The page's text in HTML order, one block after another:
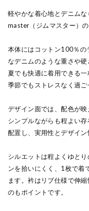
軽やかな着心地とデニム
master（ジムマスター）
本体にはコットン100％の
なデニムのような重さや
夏でも快適に着用できる
季節でもストレスなく過ご
デザイン面では、配色が映
シンプルながらも程よい
配置し、実用性とデザイン
シルエットは程よくゆと
ンを拾いにくく、1枚で着
ます。衿はリブ仕様で伸
のもポイントです。